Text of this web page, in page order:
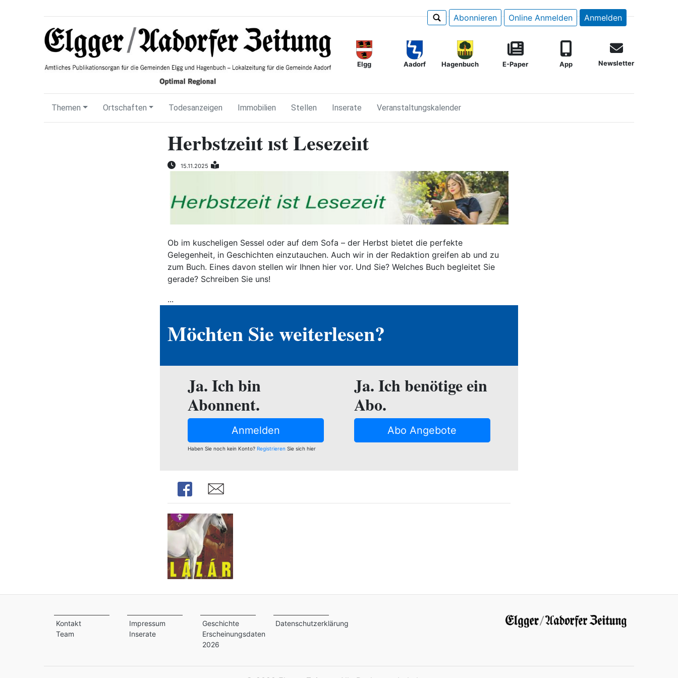
Abonnieren Online Anmelden Anmelden
Elgg Aadorf Hagenbuch E-Paper App Newsletter
Themen Ortschaften Todesanzeigen Immobilien Stellen Inserate Veranstaltungskalender
Herbstzeiıt ıst Lesezeiıt
15.11.2025
Ob im kuscheligen Sessel oder auf dem Sofa – der Herbst bietet die perfekte
Gelegenheit, in Geschichten einzutauchen. Auch wir in der Redaktion greifen ab und zu
zum Buch. Eines davon stellen wir Ihnen hier vor. Und Sie? Welches Buch begleitet Sie
gerade? Schreiben Sie uns!
...
Möchten Sie weiterlesen?
Ja. Ich bin
Abonnent.
Anmelden
Haben Sie noch kein Konto?Registrieren Sie sich hier
Ja. Ich benötige ein
Abo.
Abo Angebote
Share Share
Kontakt
Team
Impressum
Inserate
Geschichte
Erscheinungsdaten
2026
Datenschutzerklärung